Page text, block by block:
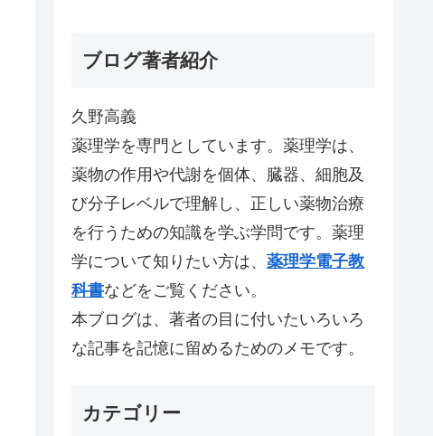
ブログ著者紹介
久野高義
薬理学を専門としています。薬理学は、
薬物の作用や代謝を個体、臓器、細胞及
び分子レベルで理解し、正しい薬物治療
を行うための知識を学ぶ学問です。薬理
学について知りたい方は、 薬理学電子教
科書などをご覧ください。
本ブログは、著者の目に付いたいろいろ
な記事を記憶に留めるためのメモです。
カテゴリー